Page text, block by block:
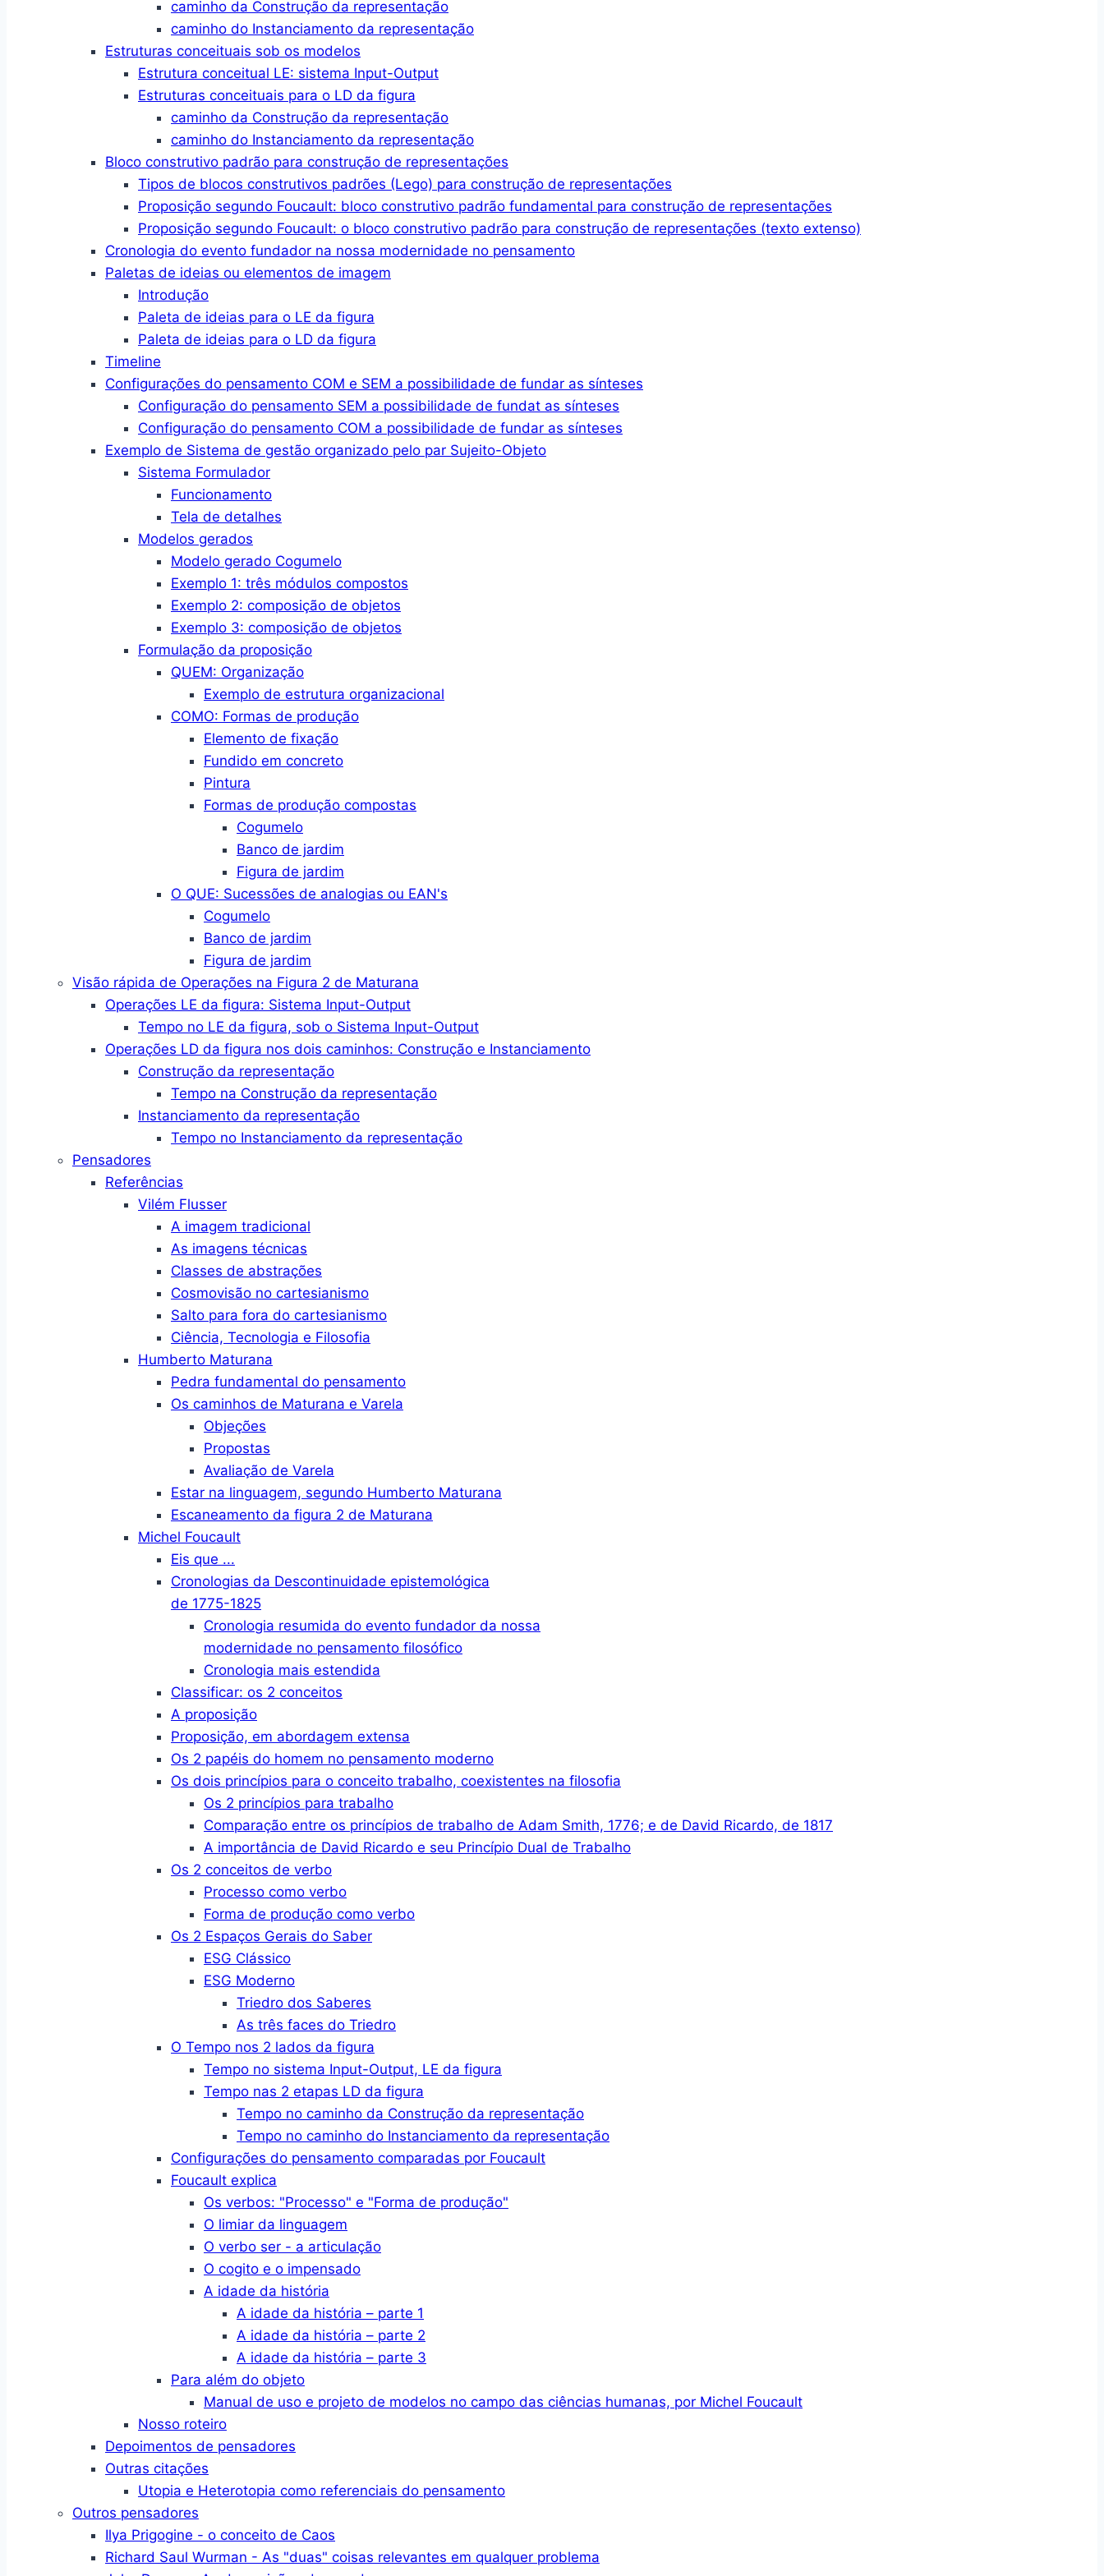
caminho da Construção da representação
caminho do Instanciamento da representação
Estruturas conceituais sob os modelos
Estrutura conceitual LE: sistema Input-Output
Estruturas conceituais para o LD da figura
caminho da Construção da representação
caminho do Instanciamento da representação
Bloco construtivo padrão para construção de representações
Tipos de blocos construtivos padrões (Lego) para construção de representações
Proposição segundo Foucault: bloco construtivo padrão fundamental para construção de representações
Proposição segundo Foucault: o bloco construtivo padrão para construção de representações (texto extenso)
Cronologia do evento fundador na nossa modernidade no pensamento
Paletas de ideias ou elementos de imagem
Introdução
Paleta de ideias para o LE da figura
Paleta de ideias para o LD da figura
Timeline
Configurações do pensamento COM e SEM a possibilidade de fundar as sínteses
Configuração do pensamento SEM a possibilidade de fundat as sínteses
Configuração do pensamento COM a possibilidade de fundar as sínteses
Exemplo de Sistema de gestão organizado pelo par Sujeito-Objeto
Sistema Formulador
Funcionamento
Tela de detalhes
Modelos gerados
Modelo gerado Cogumelo
Exemplo 1: três módulos compostos
Exemplo 2: composição de objetos
Exemplo 3: composição de objetos
Formulação da proposição
QUEM: Organização
Exemplo de estrutura organizacional
COMO: Formas de produção
Elemento de fixação
Fundido em concreto
Pintura
Formas de produção compostas
Cogumelo
Banco de jardim
Figura de jardim
O QUE: Sucessões de analogias ou EAN's
Cogumelo
Banco de jardim
Figura de jardim
Visão rápida de Operações na Figura 2 de Maturana
Operações LE da figura: Sistema Input-Output
Tempo no LE da figura, sob o Sistema Input-Output
Operações LD da figura nos dois caminhos: Construção e Instanciamento
Construção da representação
Tempo na Construção da representação
Instanciamento da representação
Tempo no Instanciamento da representação
Pensadores
Referências
Vilém Flusser
A imagem tradicional
As imagens técnicas
Classes de abstrações
Cosmovisão no cartesianismo
Salto para fora do cartesianismo
Ciência, Tecnologia e Filosofia
Humberto Maturana
Pedra fundamental do pensamento
Os caminhos de Maturana e Varela
Objeções
Propostas
Avaliação de Varela
Estar na linguagem, segundo Humberto Maturana
Escaneamento da figura 2 de Maturana
Michel Foucault
Eis que ...
Cronologias da Descontinuidade epistemológica
de 1775-1825
Cronologia resumida do evento fundador da nossa
modernidade no pensamento filosófico
Cronologia mais estendida
Classificar: os 2 conceitos
A proposição
Proposição, em abordagem extensa
Os 2 papéis do homem no pensamento moderno
Os dois princípios para o conceito trabalho, coexistentes na filosofia
Os 2 princípios para trabalho
Comparação entre os princípios de trabalho de Adam Smith, 1776; e de David Ricardo, de 1817
A importância de David Ricardo e seu Princípio Dual de Trabalho
Os 2 conceitos de verbo
Processo como verbo
Forma de produção como verbo
Os 2 Espaços Gerais do Saber
ESG Clássico
ESG Moderno
Triedro dos Saberes
As três faces do Triedro
O Tempo nos 2 lados da figura
Tempo no sistema Input-Output, LE da figura
Tempo nas 2 etapas LD da figura
Tempo no caminho da Construção da representação
Tempo no caminho do Instanciamento da representação
Configurações do pensamento comparadas por Foucault
Foucault explica
Os verbos: "Processo" e "Forma de produção"
O limiar da linguagem
O verbo ser - a articulação
O cogito e o impensado
A idade da história
A idade da história – parte 1
A idade da história – parte 2
A idade da história – parte 3
Para além do objeto
Manual de uso e projeto de modelos no campo das ciências humanas, por Michel Foucault
Nosso roteiro
Depoimentos de pensadores
Outras citações
Utopia e Heterotopia como referenciais do pensamento
Outros pensadores
Ilya Prigogine - o conceito de Caos
Richard Saul Wurman - As "duas" coisas relevantes em qualquer problema